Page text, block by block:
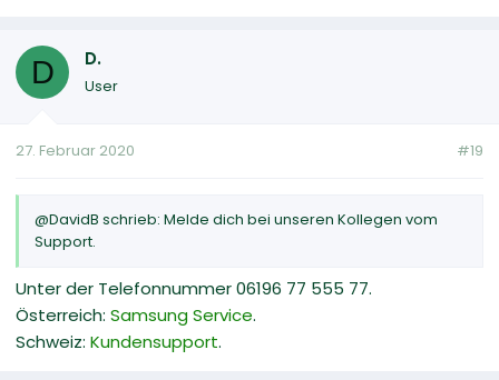
D D.
User
27. Februar 2020 #19
@DavidB schrieb: Melde dich bei unseren Kollegen vom
Support.
Unter der Telefonnummer 06196 77 555 77.
Österreich: Samsung Service.
Schweiz: Kundensupport.